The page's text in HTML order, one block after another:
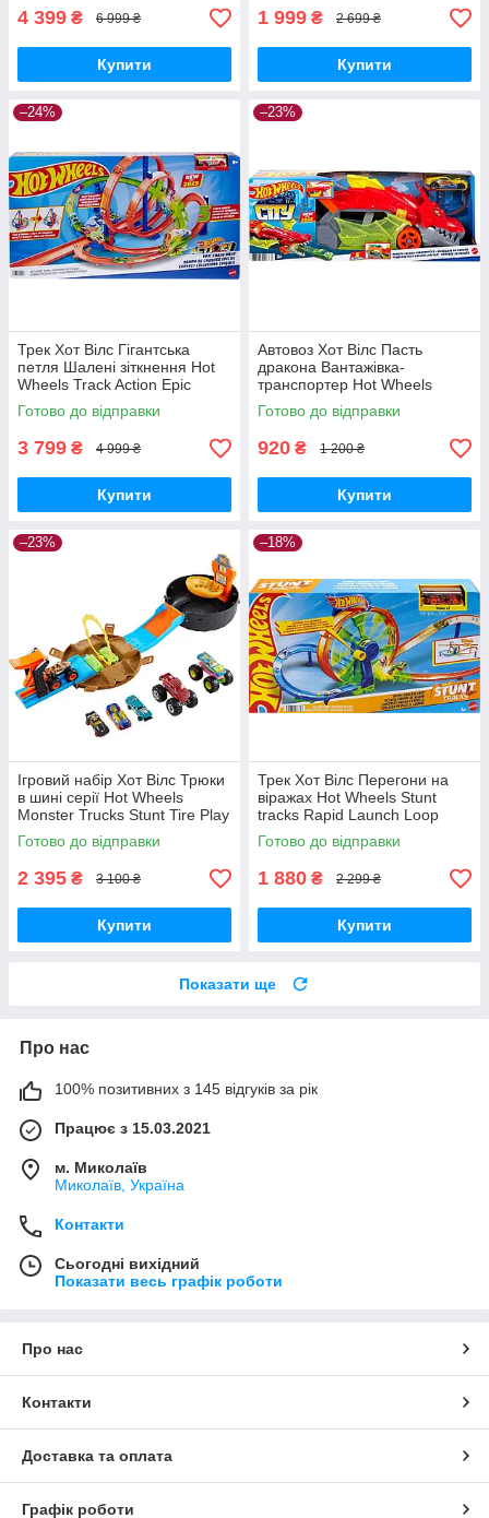
4 399 ₴ 6 999 ₴
Купити
1 999 ₴ 2 699 ₴
Купити
–24%
Трек Хот Вілс Гігантська
петля Шалені зіткнення Hot
Wheels Track Action Epic
Crash Dash Mattel Оригінал
Готово до відправки
3 799 ₴ 4 999 ₴
Купити
–23%
Автовоз Хот Вілс Пасть
дракона Вантажівка-
транспортер Hot Wheels
Dragon Launch Transporter
GTK42 Mattel Оригінал
Готово до відправки
920 ₴ 1 200 ₴
Купити
–23%
Ігровий набір Хот Вілс Трюки
в шині серії Hot Wheels
Monster Trucks Stunt Tire Play
Set HHY74 Оригінал
Готово до відправки
2 395 ₴ 3 100 ₴
Купити
–18%
Трек Хот Вілс Перегони на
віражах Hot Wheels Stunt
tracks Rapid Launch Loop
Playset JBX65 Mattel
Оригінал
Готово до відправки
1 880 ₴ 2 299 ₴
Купити
Показати ще
Про нас
100% позитивних з 145 відгуків за рік
Працює з 15.03.2021
м. Миколаїв
Миколаїв, Україна
Контакти
Сьогодні вихідний
Показати весь графік роботи
Про нас
Контакти
Доставка та оплата
Графік роботи